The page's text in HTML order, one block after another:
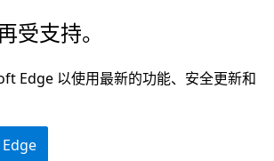
受支持。
Edge 以使用最新的功能、安全更新和